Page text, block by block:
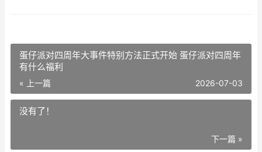
蛋仔派对四周年大事件特别方法正式开始 蛋仔派对四周年
有什么福利
« 上一篇 2026-07-03
没有了！
下一篇 »